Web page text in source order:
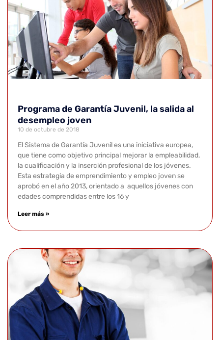
Programa de Garantía Juvenil, la salida al
desempleo joven
10 de octubre de 2018
El Sistema de Garantía Juvenil es una iniciativa europea,
que tiene como objetivo principal mejorar la empleabilidad,
la cualificación y la inserción profesional de los jóvenes.
Esta estrategia de emprendimiento y empleo joven se
aprobó en el año 2013, orientado a aquellos jóvenes con
edades comprendidas entre los 16 y
Leer más »